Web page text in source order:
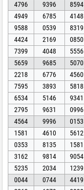
4796
9396 8594
4949
6785 4148
9588
0539 8319
4424
2169 0850
7399
4048 5556
5659
9685 5070
2218
6776 4560
7595
3893 5818
6534
5146 9341
2795
9631 0996
4564
9996 0153
1581
4610 5612
0353
8135 1581
3162
9814 9054
5235
2034 1239
0044
0744 4419